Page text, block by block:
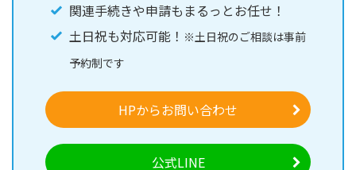
関連手続きや申請もまるっとお任せ！
土日祝も対応可能！ ※土日祝のご相談は事前
予約制です
HPからお問い合わせ
公式LINE